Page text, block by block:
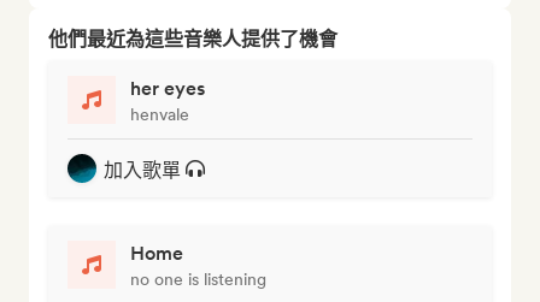
他們最近為這些音樂人提供了機會
her eyes
henvale
加入歌單
Home
no one is listening